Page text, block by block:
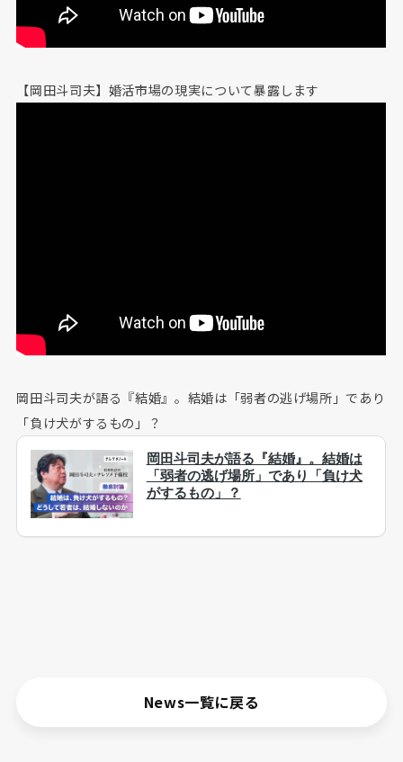
【岡田斗司夫】婚活市場の現実について暴露します
岡田斗司夫が語る『結婚』。結婚は「弱者の逃げ場所」であり
「負け犬がするもの」？
News一覧に戻る